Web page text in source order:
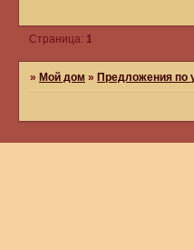
Страница: 1
»Мой дом »Предложения по